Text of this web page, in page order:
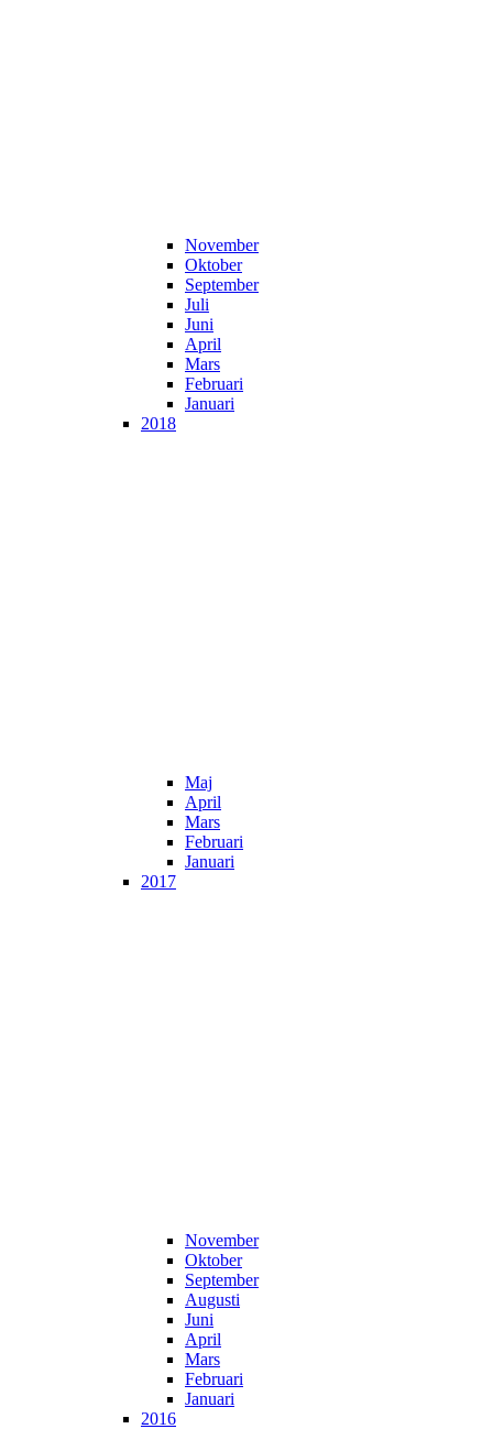
November
Oktober
September
Juli
Juni
April
Mars
Februari
Januari
2018
Maj
April
Mars
Februari
Januari
2017
November
Oktober
September
Augusti
Juni
April
Mars
Februari
Januari
2016